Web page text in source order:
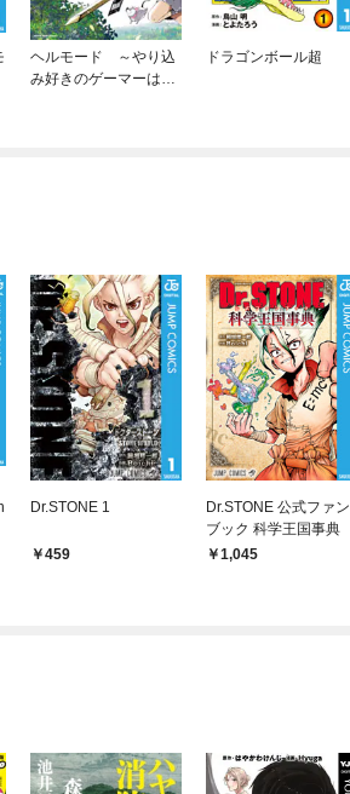
ヘルモード ～やり込
み好きのゲーマーは廃
ドラゴンボール超
Dr.STONE 1
459
Dr.STONE 公式ファン
ブック 科学王国事典
1,045